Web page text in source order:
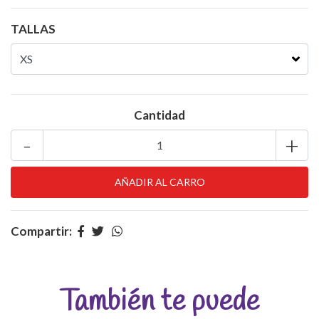
TALLAS
Cantidad
+
-
Compartir:
También te puede